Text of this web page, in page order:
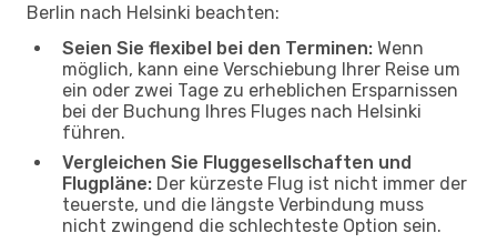
Berlin nach Helsinki beachten:
Seien Sie flexibel bei den Terminen: Wenn
möglich, kann eine Verschiebung Ihrer Reise um
ein oder zwei Tage zu erheblichen Ersparnissen
bei der Buchung Ihres Fluges nach Helsinki
führen.
Vergleichen Sie Fluggesellschaften und
Flugpläne: Der kürzeste Flug ist nicht immer der
teuerste, und die längste Verbindung muss
nicht zwingend die schlechteste Option sein.